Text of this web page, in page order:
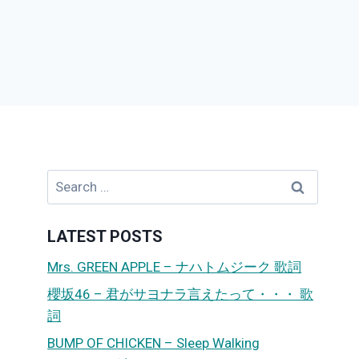
Search
for:
LATEST POSTS
Mrs. GREEN APPLE – ナハトムジーク 歌詞
櫻坂46 – 君がサヨナラ言えたって・・・ 歌
詞
BUMP OF CHICKEN – Sleep Walking